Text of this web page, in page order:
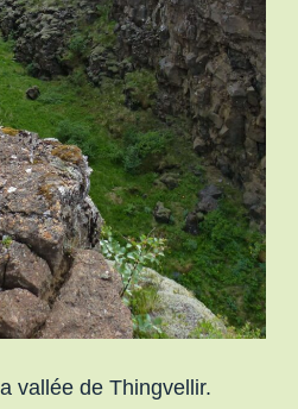
vallée de Thingvellir.